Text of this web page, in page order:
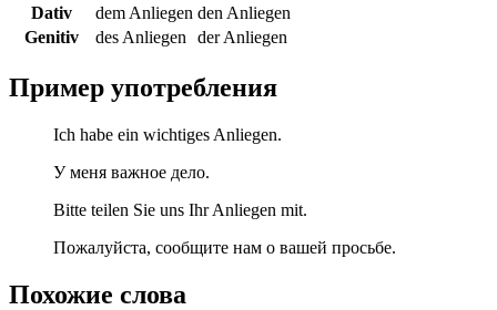
Dativ
dem Anliegen den Anliegen
Genitiv
des Anliegen der Anliegen
Пример употребления
Ich habe ein wichtiges Anliegen.
У меня важное дело.
Bitte teilen Sie uns Ihr Anliegen mit.
Пожалуйста, сообщите нам о вашей просьбе.
Похожие слова